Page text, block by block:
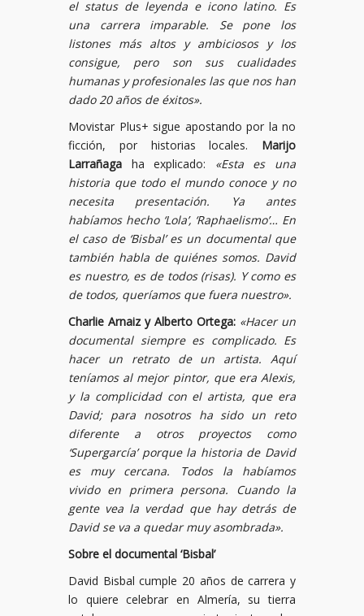
el status de leyenda e icono latino. Es
una carrera imparable. Se pone los
listones más altos y ambiciosos y los
consigue, pero son sus cualidades
humanas y profesionales las que nos han
dado 20 años de éxitos».
Movistar Plus+ sigue apostando por la no
ficción, por historias locales. Marijo
Larrañaga ha explicado: «Esta es una
historia que todo el mundo conoce y no
necesita presentación. Ya antes
habíamos hecho ‘Lola’, ‘Raphaelismo’… En
el caso de ‘Bisbal’ es un documental que
también habla de quiénes somos. David
es nuestro, es de todos (risas). Y como es
de todos, queríamos que fuera nuestro».
Charlie Arnaiz y Alberto Ortega: «Hacer un
documental siempre es complicado. Es
hacer un retrato de un artista. Aquí
teníamos al mejor pintor, que era Alexis,
y la complicidad con el artista, que era
David; para nosotros ha sido un reto
diferente a otros proyectos como
‘Supergarcía’ porque la historia de David
es muy cercana. Todos la habíamos
vivido en primera persona. Cuando la
gente vea la verdad que hay detrás de
David se va a quedar muy asombrada».
Sobre el documental ‘Bisbal’
David Bisbal cumple 20 años de carrera y
lo quiere celebrar en Almería, su tierra